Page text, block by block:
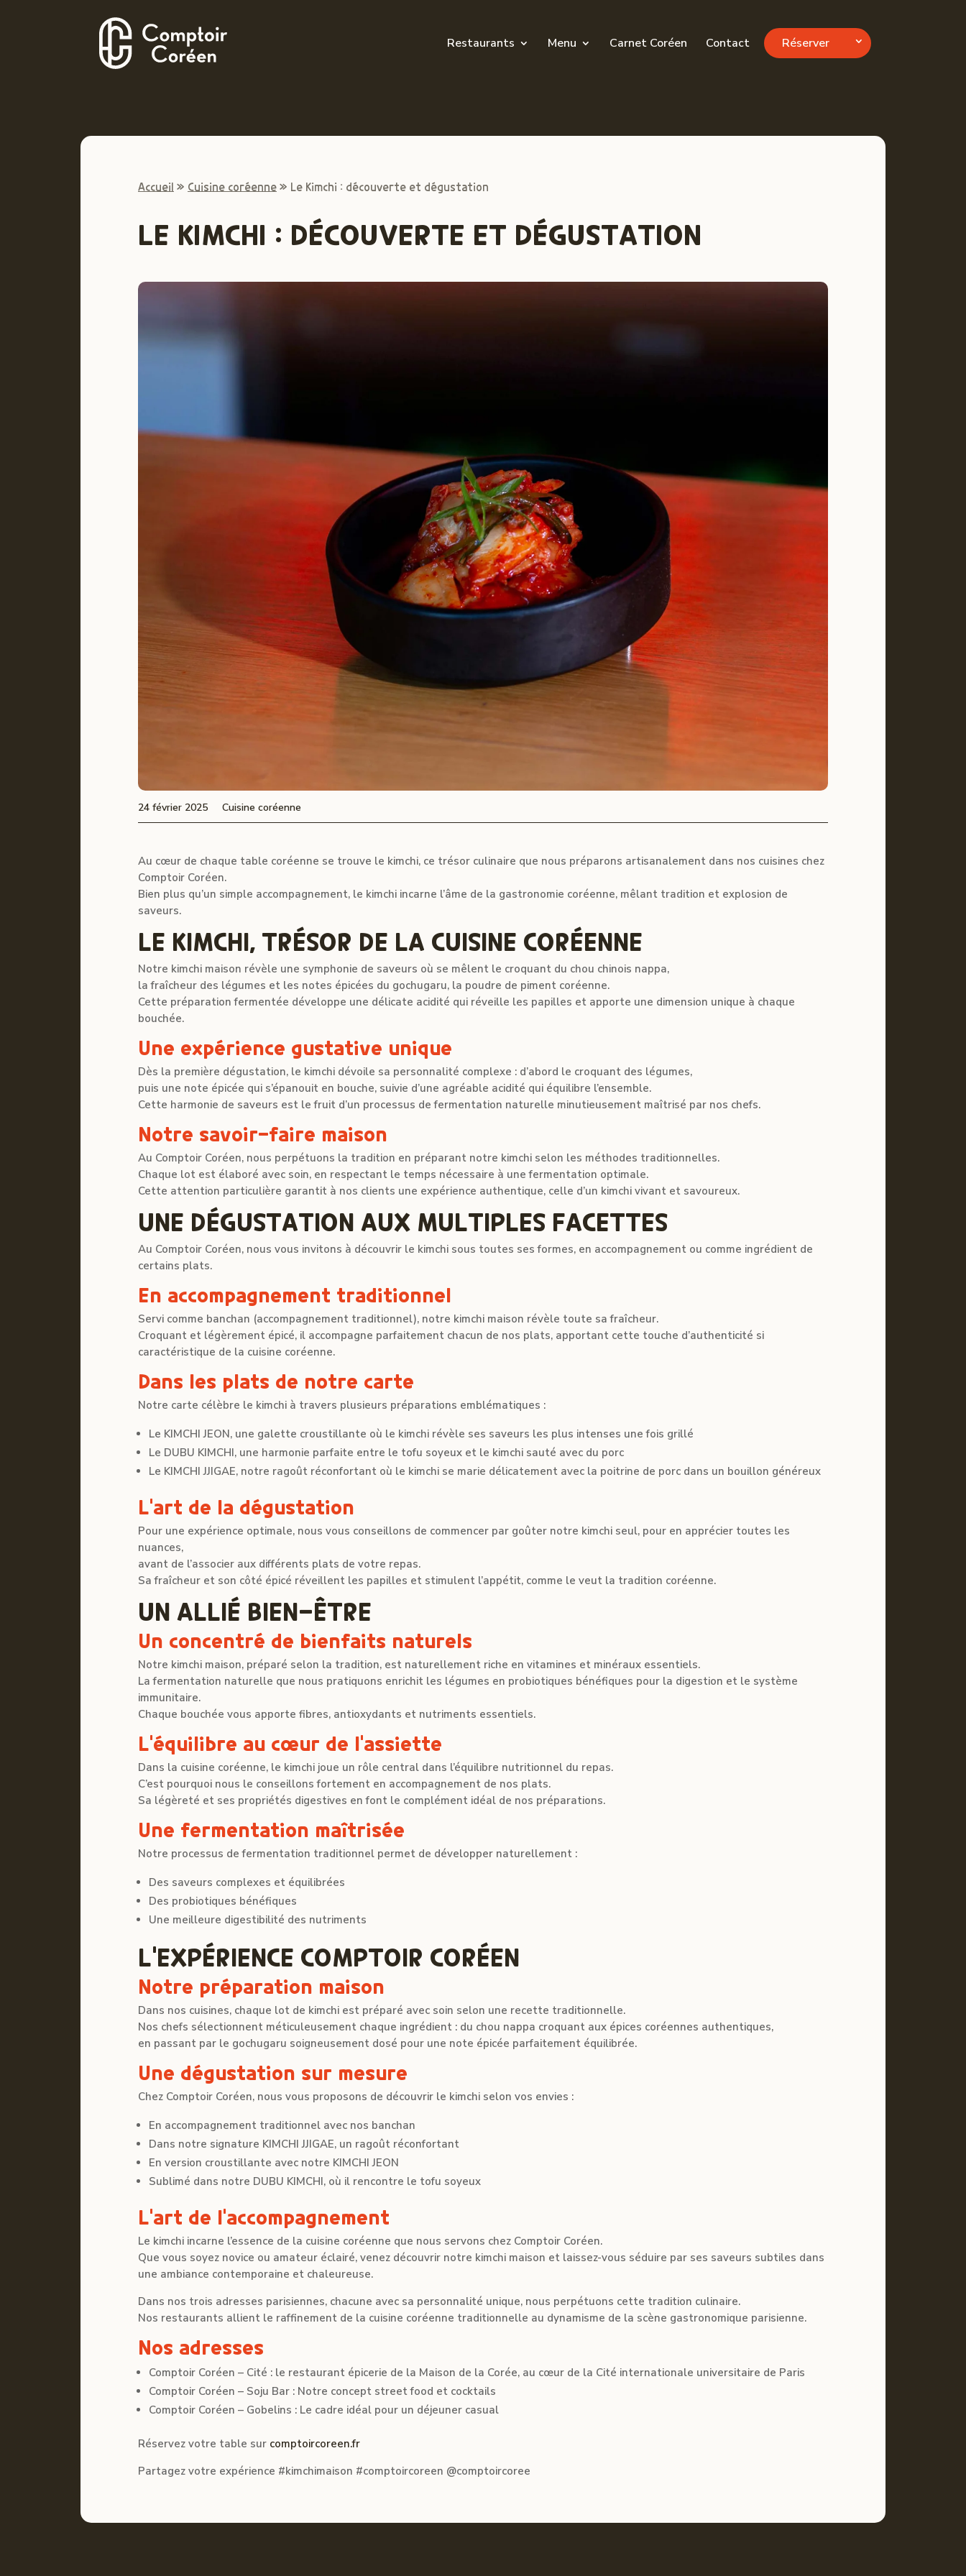
Restaurants Menu Carnet Coréen Contact Réserver
Accueil » Cuisine coréenne » Le Kimchi : découverte et dégustation
LE KIMCHI : DÉCOUVERTE ET DÉGUSTATION
24 février 2025 Cuisine coréenne
Au cœur de chaque table coréenne se trouve le kimchi, ce trésor culinaire que nous préparons artisanalement dans nos cuisines chez
Comptoir Coréen.
Bien plus qu’un simple accompagnement, le kimchi incarne l’âme de la gastronomie coréenne, mêlant tradition et explosion de
saveurs.
LE KIMCHI, TRÉSOR DE LA CUISINE CORÉENNE
Notre kimchi maison révèle une symphonie de saveurs où se mêlent le croquant du chou chinois nappa,
la fraîcheur des légumes et les notes épicées du gochugaru, la poudre de piment coréenne.
Cette préparation fermentée développe une délicate acidité qui réveille les papilles et apporte une dimension unique à chaque
bouchée.
Une expérience gustative unique
Dès la première dégustation, le kimchi dévoile sa personnalité complexe : d’abord le croquant des légumes,
puis une note épicée qui s’épanouit en bouche, suivie d’une agréable acidité qui équilibre l’ensemble.
Cette harmonie de saveurs est le fruit d’un processus de fermentation naturelle minutieusement maîtrisé par nos chefs.
Notre savoir-faire maison
Au Comptoir Coréen, nous perpétuons la tradition en préparant notre kimchi selon les méthodes traditionnelles.
Chaque lot est élaboré avec soin, en respectant le temps nécessaire à une fermentation optimale.
Cette attention particulière garantit à nos clients une expérience authentique, celle d’un kimchi vivant et savoureux.
UNE DÉGUSTATION AUX MULTIPLES FACETTES
Au Comptoir Coréen, nous vous invitons à découvrir le kimchi sous toutes ses formes, en accompagnement ou comme ingrédient de
certains plats.
En accompagnement traditionnel
Servi comme banchan (accompagnement traditionnel), notre kimchi maison révèle toute sa fraîcheur.
Croquant et légèrement épicé, il accompagne parfaitement chacun de nos plats, apportant cette touche d’authenticité si
caractéristique de la cuisine coréenne.
Dans les plats de notre carte
Notre carte célèbre le kimchi à travers plusieurs préparations emblématiques :
Le KIMCHI JEON, une galette croustillante où le kimchi révèle ses saveurs les plus intenses une fois grillé
Le DUBU KIMCHI, une harmonie parfaite entre le tofu soyeux et le kimchi sauté avec du porc
Le KIMCHI JJIGAE, notre ragoût réconfortant où le kimchi se marie délicatement avec la poitrine de porc dans un bouillon généreux
L’art de la dégustation
Pour une expérience optimale, nous vous conseillons de commencer par goûter notre kimchi seul, pour en apprécier toutes les
nuances,
avant de l’associer aux différents plats de votre repas.
Sa fraîcheur et son côté épicé réveillent les papilles et stimulent l’appétit, comme le veut la tradition coréenne.
UN ALLIÉ BIEN-ÊTRE
Un concentré de bienfaits naturels
Notre kimchi maison, préparé selon la tradition, est naturellement riche en vitamines et minéraux essentiels.
La fermentation naturelle que nous pratiquons enrichit les légumes en probiotiques bénéfiques pour la digestion et le système
immunitaire.
Chaque bouchée vous apporte fibres, antioxydants et nutriments essentiels.
L’équilibre au cœur de l’assiette
Dans la cuisine coréenne, le kimchi joue un rôle central dans l’équilibre nutritionnel du repas.
C’est pourquoi nous le conseillons fortement en accompagnement de nos plats.
Sa légèreté et ses propriétés digestives en font le complément idéal de nos préparations.
Une fermentation maîtrisée
Notre processus de fermentation traditionnel permet de développer naturellement :
Des saveurs complexes et équilibrées
Des probiotiques bénéfiques
Une meilleure digestibilité des nutriments
L’EXPÉRIENCE COMPTOIR CORÉEN
Notre préparation maison
Dans nos cuisines, chaque lot de kimchi est préparé avec soin selon une recette traditionnelle.
Nos chefs sélectionnent méticuleusement chaque ingrédient : du chou nappa croquant aux épices coréennes authentiques,
en passant par le gochugaru soigneusement dosé pour une note épicée parfaitement équilibrée.
Une dégustation sur mesure
Chez Comptoir Coréen, nous vous proposons de découvrir le kimchi selon vos envies :
En accompagnement traditionnel avec nos banchan
Dans notre signature KIMCHI JJIGAE, un ragoût réconfortant
En version croustillante avec notre KIMCHI JEON
Sublimé dans notre DUBU KIMCHI, où il rencontre le tofu soyeux
L’art de l’accompagnement
Le kimchi incarne l’essence de la cuisine coréenne que nous servons chez Comptoir Coréen.
Que vous soyez novice ou amateur éclairé, venez découvrir notre kimchi maison et laissez-vous séduire par ses saveurs subtiles dans
une ambiance contemporaine et chaleureuse.
Dans nos trois adresses parisiennes, chacune avec sa personnalité unique, nous perpétuons cette tradition culinaire.
Nos restaurants allient le raffinement de la cuisine coréenne traditionnelle au dynamisme de la scène gastronomique parisienne.
Nos adresses
Comptoir Coréen – Cité : le restaurant épicerie de la Maison de la Corée, au cœur de la Cité internationale universitaire de Paris
Comptoir Coréen – Soju Bar : Notre concept street food et cocktails
Comptoir Coréen – Gobelins : Le cadre idéal pour un déjeuner casual
Réservez votre table sur comptoircoreen.fr
Partagez votre expérience #kimchimaison #comptoircoreen @comptoircoree